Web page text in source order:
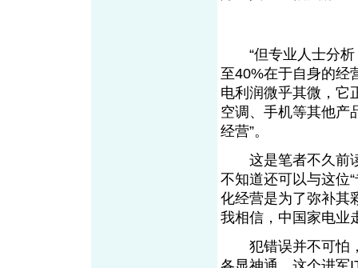
“但专业人士分析
至40%在于自身的经
电利润微乎其微，它
空调、手机等其他产
经营”。
这是笔者不久前读
不知道还可以与这位
化经营是为了弥补其
我相信，中国家电业
犯错误并不可怕，